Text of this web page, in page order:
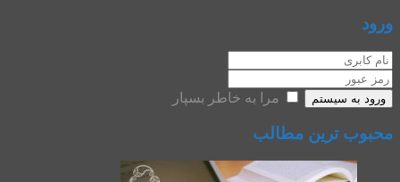
ورود
ورود به سیستم مرا به خاطر بسپار
محبوب ترین مطالب